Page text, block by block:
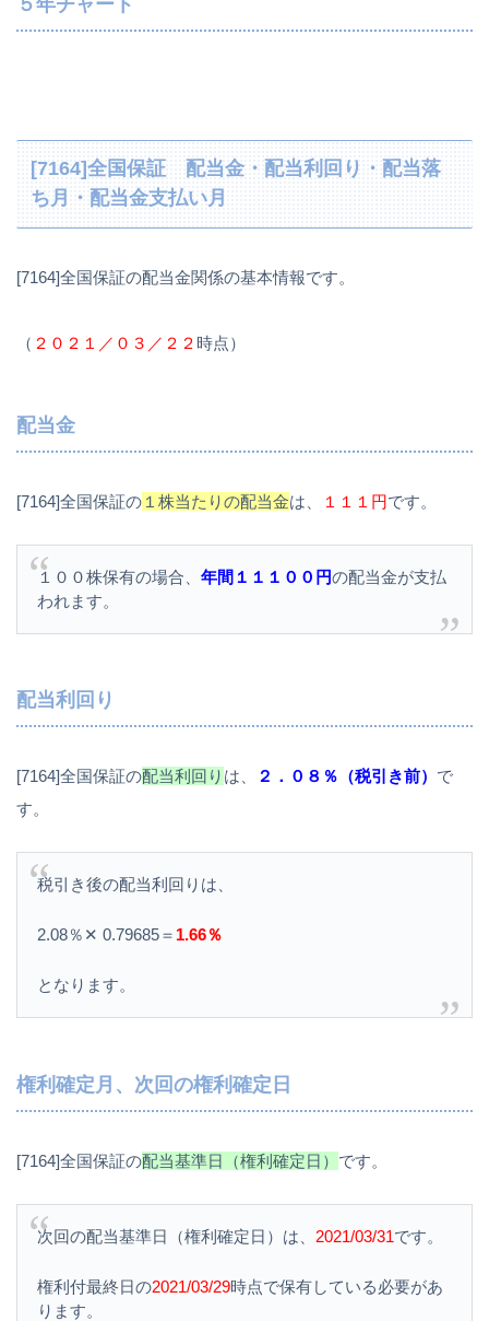
５年チャート
[7164]全国保証 配当金・配当利回り・配当落
ち月・配当金支払い月
[7164]全国保証の配当金関係の基本情報です。
（ ２０２１／０３／２２時点）
配当金
[7164]全国保証の １株当たりの配当金は、 １１１円です。
１００株保有の場合、 年間１１１００円の配当金が支払
われます。
配当利回り
[7164]全国保証の配当利回り は、 ２．０８％（税引き前） で
す。
税引き後の配当利回りは、
2.08％✕ 0.79685＝ 1.66％
となります。
権利確定月、次回の権利確定日
[7164]全国保証の配当基準日（権利確定日） です。
次回の配当基準日（権利確定日）は、 2021/03/31です。
権利付最終日の2021/03/29時点で保有している必要があ
ります。